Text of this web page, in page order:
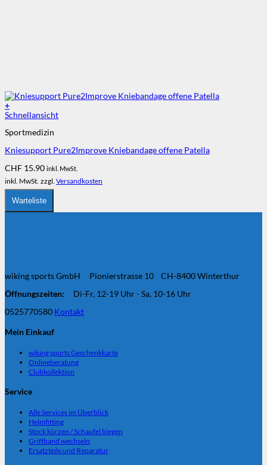
+
Dieses
weist
Varianten
Die
Optionen
können
auf
der
Schnellansicht
Sportmedizin
Kniesupport Pure2Improve Kniebandage offene Patella
CHF 15.90 inkl. MwSt.
inkl. MwSt. zzgl. Versandkosten
Warteliste
wiking sports GmbH Pionierstrasse 10 CH-8400 Winterthur
Öffnungszeiten: Di-Fr, 12-19 Uhr - Sa, 10-16 Uhr
0525770580 Kontakt
Mein Einkauf
wiking sports Geschenkkarte
Onlineberatung
Clubkollektion
Service
Alle Services im Überblick
Helmfitting
Stock kürzen / Schaufel biegen
Griffband wechseln
Ersatzteile und Reparatur